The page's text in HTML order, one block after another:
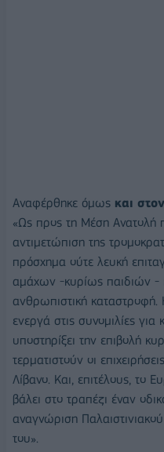
Αναφέρθηκε όμως και
«Ως προς τη Μέση Ανατολή
αντιμετώπιση της
πρόσχημα ούτε λευκή
αμάχων -κυρίως παιδιών -
ανθρωπιστική καταστροφή.
ενεργά στις συνομιλίες
υποστηρίξει την επιβολή
τερματιστούν οι
Λίβανο. Και, επιτέλους, το
βάλει στο τραπέζι έναν
αναγνώριση
του».